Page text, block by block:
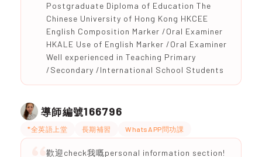
Postgraduate Diploma of Education The
Chinese University of Hong Kong HKCEE
English Composition Marker /Oral Examiner
HKALE Use of English Marker /Oral Examiner
Well experienced in Teaching Primary
/Secondary /International School Students
導師編號166796
*全英語上堂 長期補習 WhatsAPP問功課
歡迎check我嘅personal information section!